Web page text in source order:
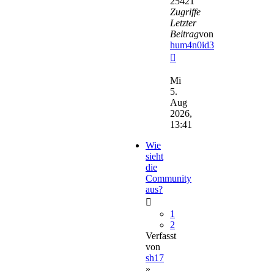
Zugriffe
Letzter
Beitragvon
hum4n0id3
Beitrag
Mi
5.
Aug
2026,
13:41
Wie
sieht
die
Community
aus?
1
2
Verfasst
von
sh17
»